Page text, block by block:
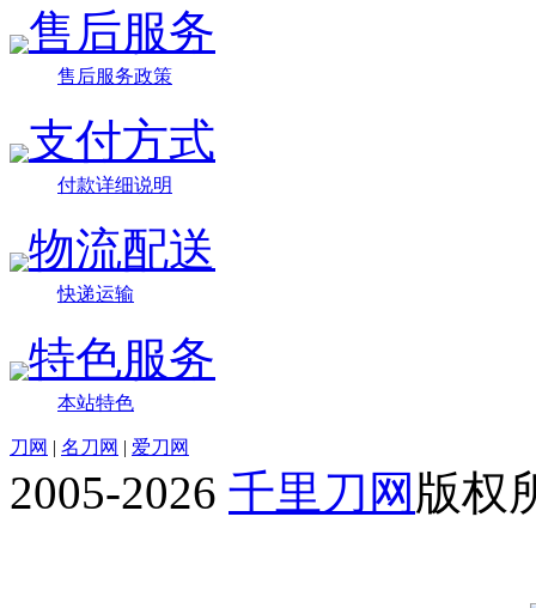
售后服务
售后服务政策
支付方式
付款详细说明
物流配送
快递运输
特色服务
本站特色
刀网 | 名刀网 | 爱刀网
2005-2026 千里刀网 版权